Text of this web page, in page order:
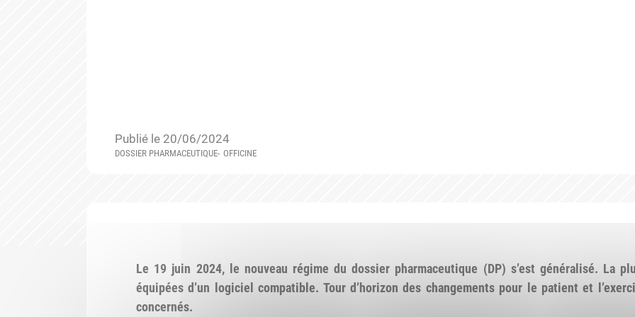
Publié le 20/06/2024
DOSSIER PHARMACEUTIQUE OFFICINE
Le 19 juin 2024, le nouveau régime du dossier pharmaceutique (DP) s’est généralisé. La
équipées d’un logiciel compatible. Tour d’horizon des changements pour le patient et
concernés.